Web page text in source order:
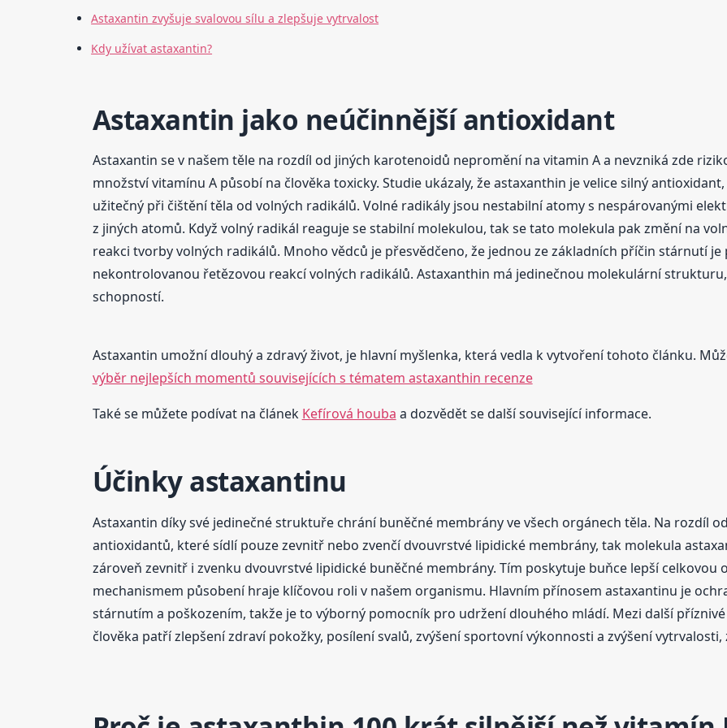
Astaxantin zvyšuje svalovou sílu a zlepšuje vytrvalost
Kdy užívat astaxantin?
Astaxantin jako neúčinnější antioxidant
Astaxantin se v našem těle na rozdíl od jiných karotenoidů nepromění na vitamin A a nevzniká zde
množství vitamínu A působí na člověka toxicky. Studie ukázaly, že astaxanthin je velice silný
užitečný při čištění těla od volných radikálů. Volné radikály jsou nestabilní atomy s nespárovanými
z jiných atomů. Když volný radikál reaguje se stabilní molekulou, tak se tato molekula pak změní na
reakci tvorby volných radikálů. Mnoho vědců je přesvědčeno, že jednou ze základních příčin stárnutí
nekontrolovanou řetězovou reakcí volných radikálů. Astaxanthin má jedinečnou molekulární
schopností.
Astaxantin umožní dlouhý a zdravý život, je hlavní myšlenka, která vedla k vytvoření tohoto článku.
výběr nejlepších momentů souvisejících s tématem astaxanthin recenze
Také se můžete podívat na článek Kefírová houba a dozvědět se další související informace.
Účinky astaxantinu
Astaxantin díky své jedinečné struktuře chrání buněčné membrány ve všech orgánech těla. Na rozdíl
antioxidantů, které sídlí pouze zevnitř nebo zvenčí dvouvrstvé lipidické membrány, tak molekula
zároveň zevnitř i zvenku dvouvrstvé lipidické buněčné membrány. Tím poskytuje buňce lepší celkovou
mechanismem působení hraje klíčovou roli v našem organismu. Hlavním přínosem astaxantinu je
stárnutím a poškozením, takže je to výborný pomocník pro udržení dlouhého mládí. Mezi další
člověka patří zlepšení zdraví pokožky, posílení svalů, zvýšení sportovní výkonnosti a zvýšení